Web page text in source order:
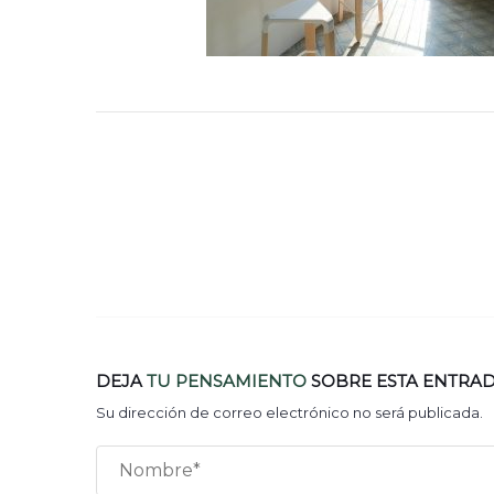
DEJATU PENSAMIENTO SOBRE ESTA
Su dirección de correo electrónico no será publicada.